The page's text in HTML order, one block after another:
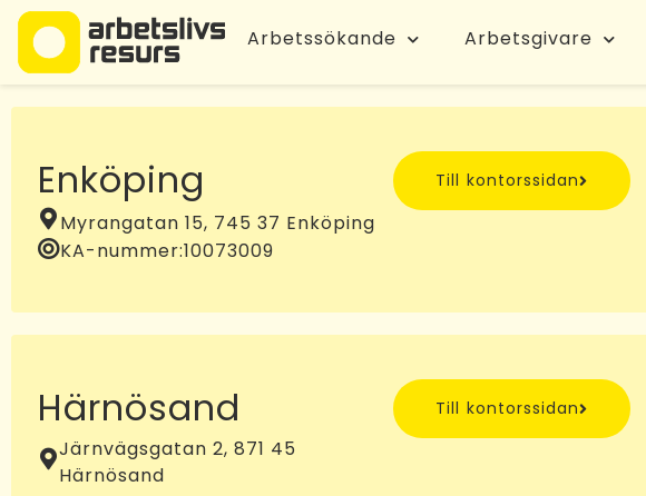
Arbetssökande Arbetsgivare
Enköping
Myrangatan 15, 745 37 Enköping
KA-nummer:10073009
Till kontorssidan
Härnösand
Järnvägsgatan 2, 871 45
Härnösand
Till kontorssidan